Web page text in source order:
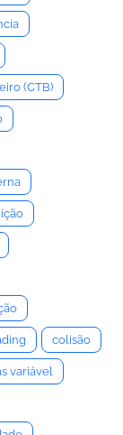
(CTB)
colisão
variável